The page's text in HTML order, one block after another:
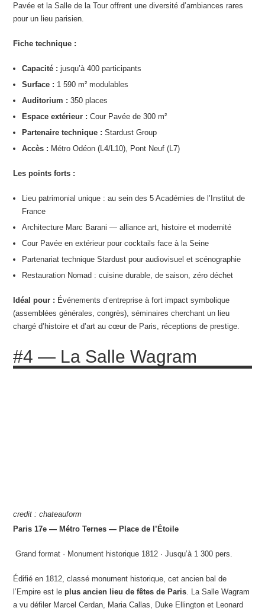
Pavée et la Salle de la Tour offrent une diversité d’ambiances rares
pour un lieu parisien.
Fiche technique :
Capacité : jusqu’à 400 participants
Surface : 1 590 m² modulables
Auditorium : 350 places
Espace extérieur : Cour Pavée de 300 m²
Partenaire technique : Stardust Group
Accès : Métro Odéon (L4/L10), Pont Neuf (L7)
Les points forts :
Lieu patrimonial unique : au sein des 5 Académies de l’Institut de
France
Architecture Marc Barani — alliance art, histoire et modernité
Cour Pavée en extérieur pour cocktails face à la Seine
Partenariat technique Stardust pour audiovisuel et scénographie
Restauration Nomad : cuisine durable, de saison, zéro déchet
Idéal pour : Événements d’entreprise à fort impact symbolique
(assemblées générales, congrès), séminaires cherchant un lieu
chargé d’histoire et d’art au cœur de Paris, réceptions de prestige.
#4 — La Salle Wagram
credit : chateauform
Paris 17e — Métro Ternes — Place de l’Étoile
️ Grand format · Monument historique 1812 · Jusqu’à 1 300 pers.
Édifié en 1812, classé monument historique, cet ancien bal de
l’Empire est leplus ancien lieu de fêtes de Paris . La Salle Wagram
a vu défiler Marcel Cerdan, Maria Callas, Duke Ellington et Leonard